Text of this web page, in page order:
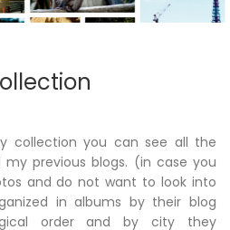
collection you can see all the
previous blogs. (in case you
and do not want to look into
in albums by their blog
order and by city they